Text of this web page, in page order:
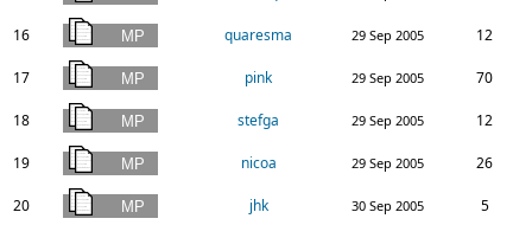
16 quaresma 29 Sep 2005 12
17 pink 29 Sep 2005 70
18 stefga 29 Sep 2005 12
19 nicoa 29 Sep 2005 26
20 jhk 30 Sep 2005 5